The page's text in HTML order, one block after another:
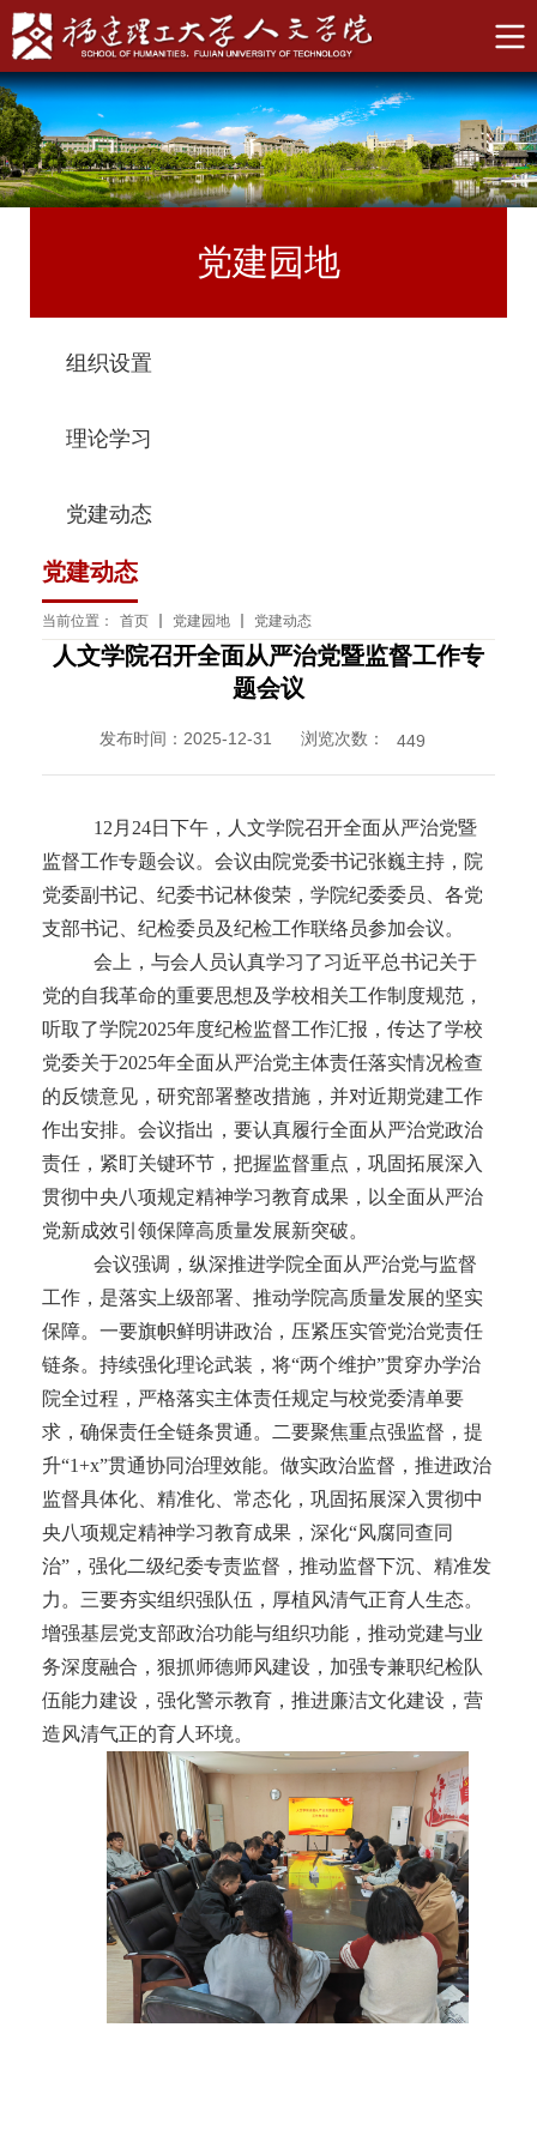
党建园地
组织设置
理论学习
党建动态
党建动态
当前位置： 首页 党建园地 党建动态
人文学院召开全面从严治党暨监督工作专
题会议
发布时间：2025-12-31 浏览次数： 449
12月24日下午，人文学院召开全面从严治党暨
监督工作专题会议。会议由院党委书记张巍主持，院
党委副书记、纪委书记林俊荣，学院纪委委员、各党
支部书记、纪检委员及纪检工作联络员参加会议。
会上，与会人员认真学习了习近平总书记关于
党的自我革命的重要思想及学校相关工作制度规范，
听取了学院2025年度纪检监督工作汇报，传达了学校
党委关于2025年全面从严治党主体责任落实情况检查
的反馈意见，研究部署整改措施，并对近期党建工作
作出安排。会议指出，要认真履行全面从严治党政治
责任，紧盯关键环节，把握监督重点，巩固拓展深入
贯彻中央八项规定精神学习教育成果，以全面从严治
党新成效引领保障高质量发展新突破。
会议强调，纵深推进学院全面从严治党与监督
工作，是落实上级部署、推动学院高质量发展的坚实
保障。一要旗帜鲜明讲政治，压紧压实管党治党责任
链条。持续强化理论武装，将“两个维护”贯穿办学治
院全过程，严格落实主体责任规定与校党委清单要
求，确保责任全链条贯通。二要聚焦重点强监督，提
升“1+x”贯通协同治理效能。做实政治监督，推进政治
监督具体化、精准化、常态化，巩固拓展深入贯彻中
央八项规定精神学习教育成果，深化“风腐同查同
治”，强化二级纪委专责监督，推动监督下沉、精准发
力。三要夯实组织强队伍，厚植风清气正育人生态。
增强基层党支部政治功能与组织功能，推动党建与业
务深度融合，狠抓师德师风建设，加强专兼职纪检队
伍能力建设，强化警示教育，推进廉洁文化建设，营
造风清气正的育人环境。